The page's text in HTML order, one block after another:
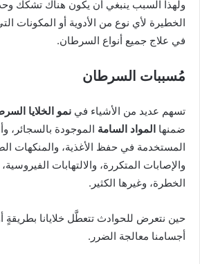
ولهذا السبب ينبغي أن يكون هناك تشكُّك وحذرٌ
الخطيرة لأي نوع من الأدوية أو المكونات
في علاج جميع أنواع السرطان.
مُسببات السرطان
تسهم عديد من الأشياء في نمو الخلايا
ضمنها المواد السامة الموجودة بالسجائر،
المستخدمة في حفظ الأغذية، والمنكهات
والإصابات المتكررة، والالتهابات الفيروسية،
الخطرة، وغيرها الكثير.
حين نتعرض للحوادث تتعطَّل خلايانا بطريقةٍ
أجسامنا معالجة الضرر.